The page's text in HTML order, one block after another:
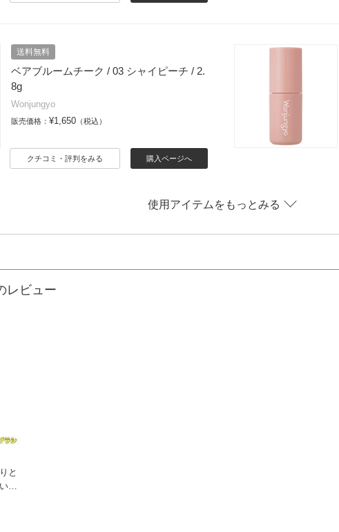
送料無料
ベアブルームチーク / 03 シャイピーチ / 2.
8g
Wonjungyo
販売価格： ¥1,650 （税込）
購入ページへ
クチコミ・評判をみる
使用アイテムをもっとみる
レビュー
と
方